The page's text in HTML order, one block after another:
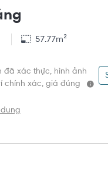
57.77m²
đã xác thực, hình ảnh
chính xác, giá đúng